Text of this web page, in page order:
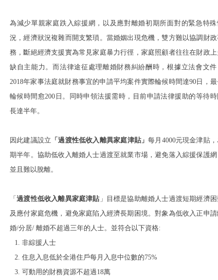
為減少單親家庭跌入綜援網，以及應對離婚初期所面對的緊急特殊
況，經濟狀況複雜而開支繁瑣。當婚姻出現危機，雙方難以協調財
務，斷絕經濟支援實為常見家庭暴力行徑，家庭照顧者往往在財政
缺自主能力。而法律途征處理離婚財務糾紛酬時，根據立法會文件
2018年家事法庭就財務事宜的申請平均案件實際輪候時間達90日，
輪候時間愈200日。同時申領法援需時，目前申請法律援助的等待
長達半年。
因此建議設立 「過渡性低收入離異家庭津貼」每月4000元現金津貼
期半年。協助低收入離婚人士過渡至就業市場，避免落入綜援保護
並且難以脫離。
「過渡性低收入離異家庭津貼」目標是協助離婚人士過渡短期經濟
及應付家庭危機，避免家庭陷入經濟長期困境。對象為低收入正申
婚/分居/ 離婚不超過三年的人士。並符合以下資格:
非綜援人士
住息入息低於全港住戶每月入息中位數的75%
可動用的財務資源不超過18萬